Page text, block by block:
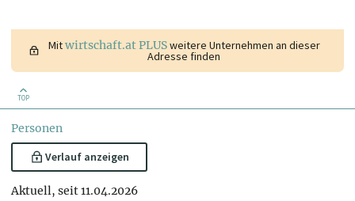
Mitwirtschaft.at PLUSweitere Unternehmen an dieser
Adresse finden
TOP
Personen
Verlauf anzeigen
Aktuell, seit 11.04.2026